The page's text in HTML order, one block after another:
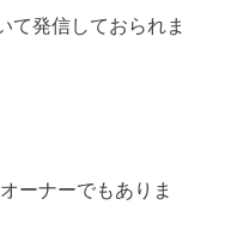
て発信しておられま
ーナーでもありま